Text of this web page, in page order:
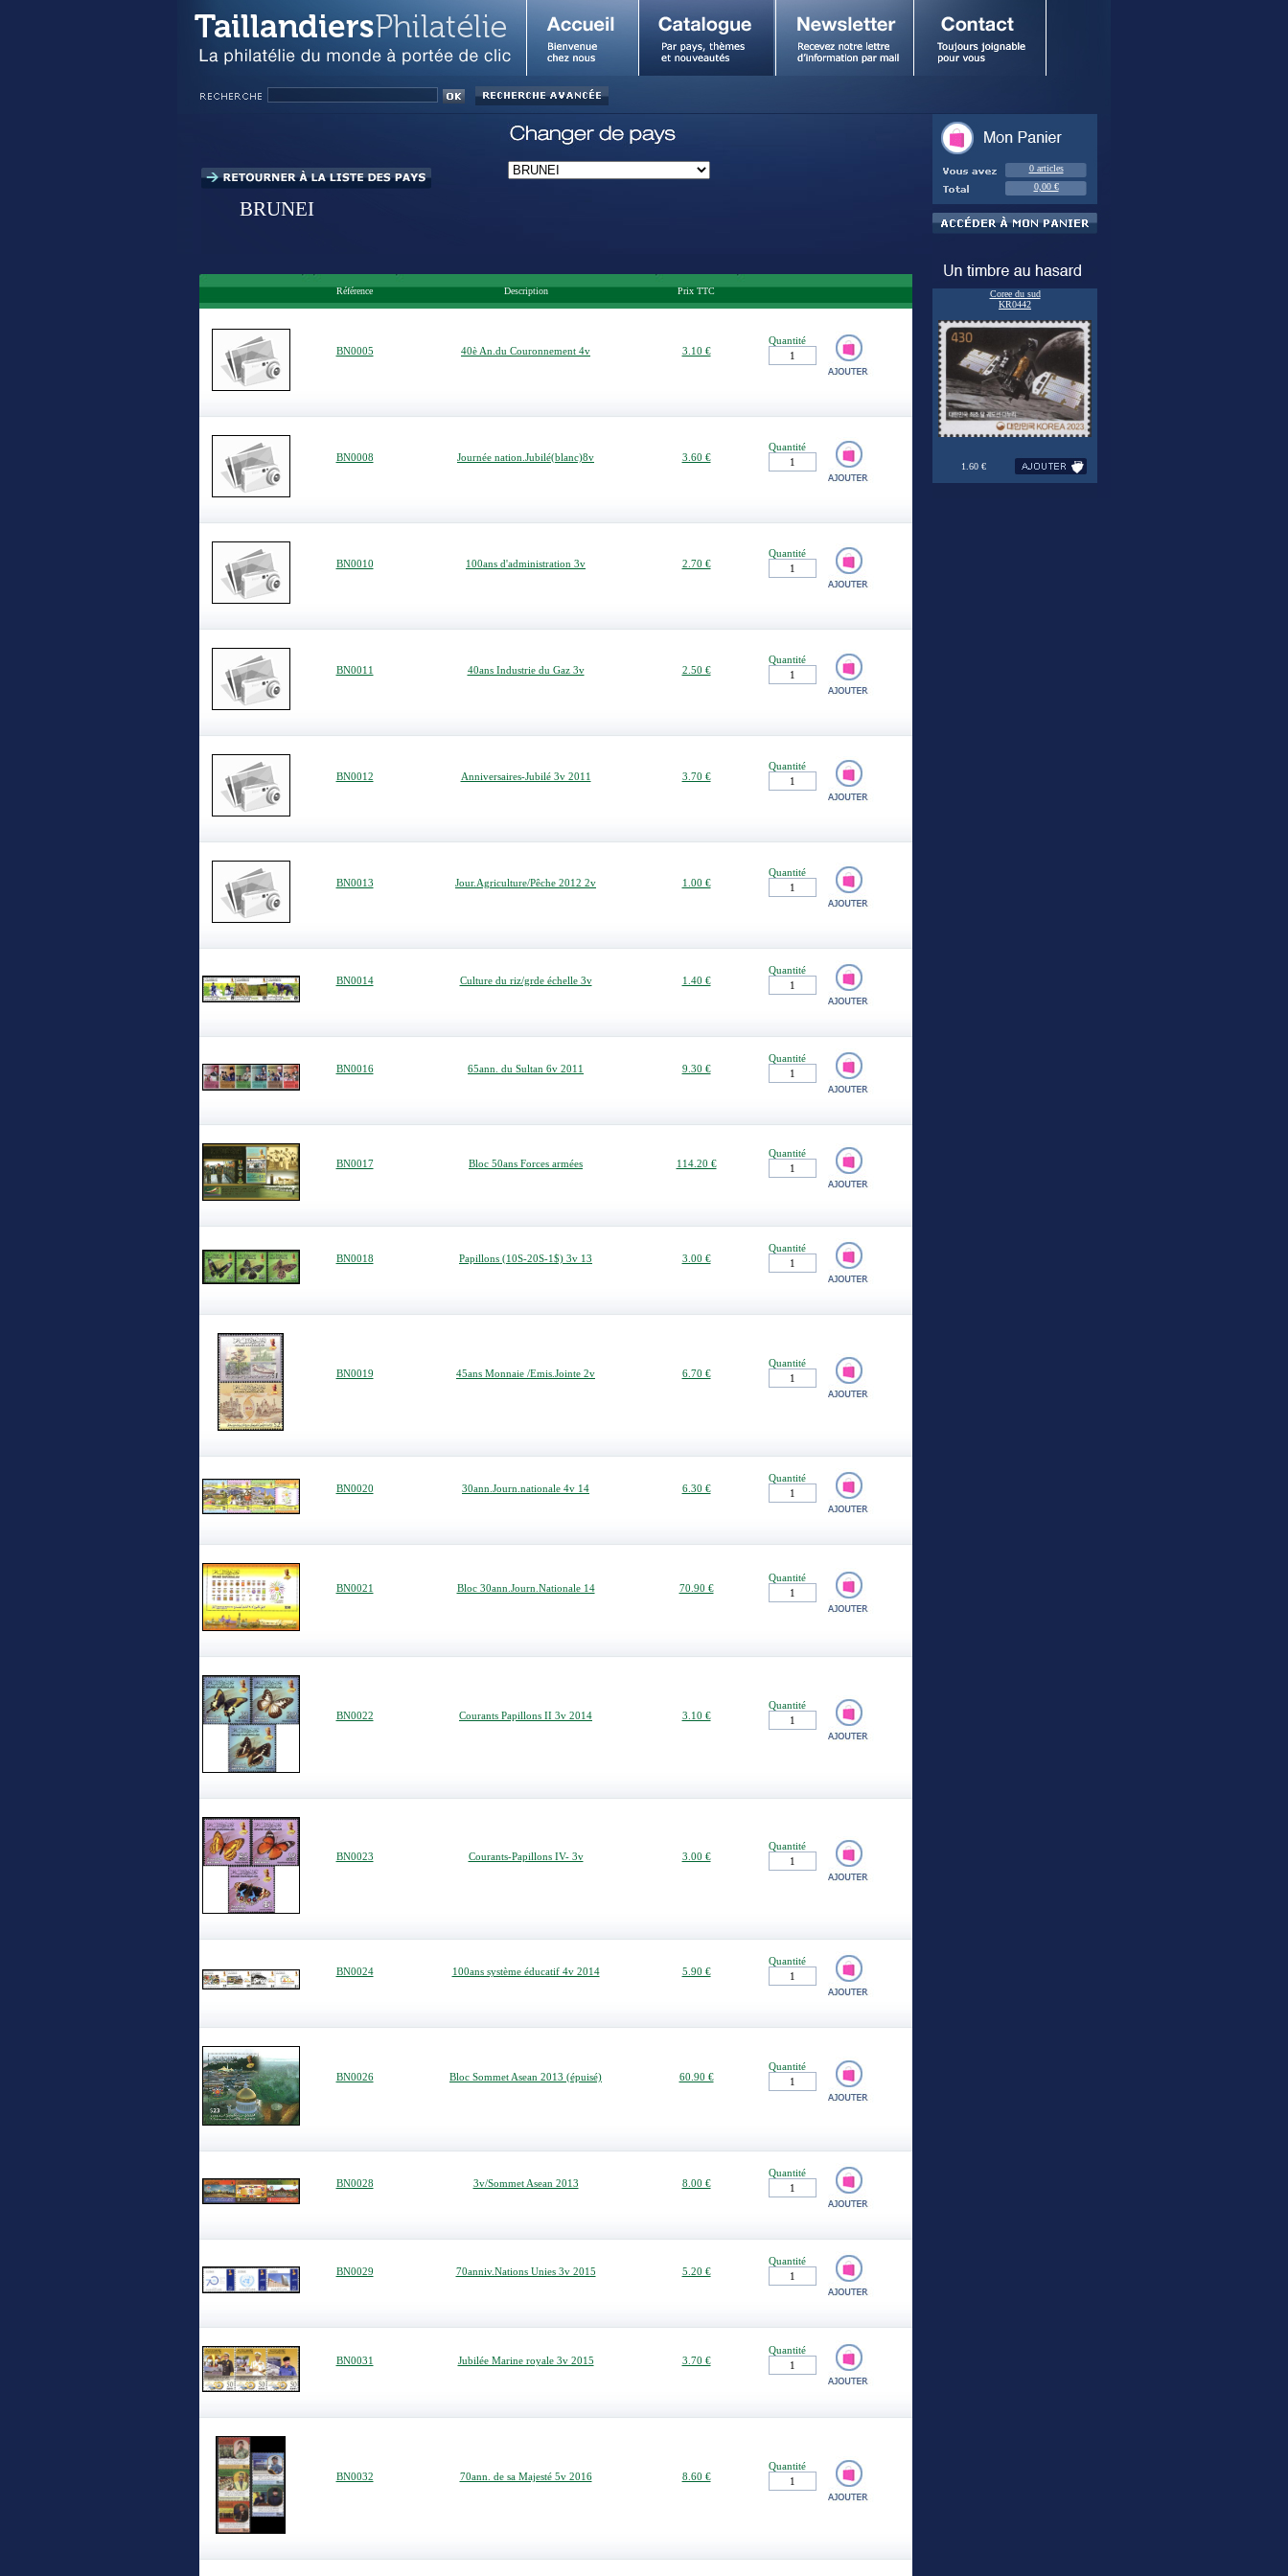
BRUNEI
Référence Description Prix TTC
BN0005 40è An.du Couronnement 4v 3.10 €
Quantité
BN0008 Journée nation.Jubilé(blanc)8v 3.60 €
Quantité
BN0010 100ans d'administration 3v 2.70 €
Quantité
BN0011 40ans Industrie du Gaz 3v 2.50 €
Quantité
BN0012 Anniversaires-Jubilé 3v 2011 3.70 €
Quantité
BN0013 Jour.Agriculture/Pêche 2012 2v 1.00 €
Quantité
BN0014 Culture du riz/grde échelle 3v 1.40 €
Quantité
BN0016 65ann. du Sultan 6v 2011 9.30 €
Quantité
BN0017 Bloc 50ans Forces armées 114.20 €
Quantité
BN0018 Papillons (10S-20S-1$) 3v 13 3.00 €
Quantité
BN0019 45ans Monnaie /Emis.Jointe 2v 6.70 €
Quantité
BN0020 30ann.Journ.nationale 4v 14 6.30 €
Quantité
BN0021 Bloc 30ann.Journ.Nationale 14 70.90 €
Quantité
BN0022 Courants Papillons II 3v 2014 3.10 €
Quantité
BN0023 Courants-Papillons IV- 3v 3.00 €
Quantité
BN0024 100ans système éducatif 4v 2014 5.90 €
Quantité
BN0026 Bloc Sommet Asean 2013 (épuisé) 60.90 €
Quantité
BN0028 3v/Sommet Asean 2013 8.00 €
Quantité
BN0029 70anniv.Nations Unies 3v 2015 5.20 €
Quantité
BN0031 Jubilée Marine royale 3v 2015 3.70 €
Quantité
BN0032 70ann. de sa Majesté 5v 2016 8.60 €
Quantité
0 articles
0,00 €
Coree du sud
KR0442
1.60 €